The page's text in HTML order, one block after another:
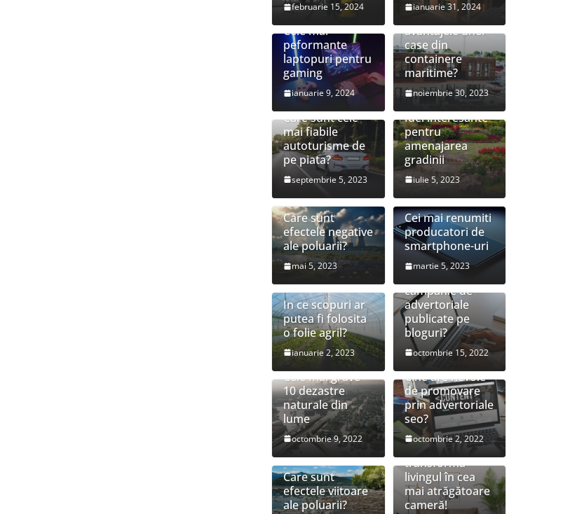
februarie 15, 2024 ianuarie 31, 2024
Cele mai
peformante
laptopuri pentru
gaming
ianuarie 9, 2024
Care sunt
avantajele unei
case din
containere
maritime?
noiembrie 30, 2023
Care sunt cele
mai fiabile
autoturisme de
pe piata?
septembrie 5, 2023
Idei interesante
pentru
amenajarea
gradinii
iulie 5, 2023
Care sunt
efectele negative
ale poluarii?
mai 5, 2023
Cei mai renumiti
producatori de
smartphone-uri
martie 5, 2023
In ce scopuri ar
putea fi folosita
o folie agril?
ianuarie 2, 2023
campanie de
advertoriale
publicate pe
bloguri?
octombrie 15, 2022
Cele mai grave
10 dezastre
naturale din
lume
octombrie 9, 2022
Cine are nevoie
de promovare
prin advertoriale
seo?
octombrie 2, 2022
Care sunt
efectele viitoare
ale poluarii?
Sfaturi simple
pentru a-ți
transforma
livingul în cea
mai atrăgătoare
cameră!